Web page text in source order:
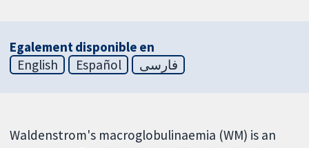
Egalement disponible en
English
Español فارسی
Waldenstrom's macroglobulinaemia (WM) is an